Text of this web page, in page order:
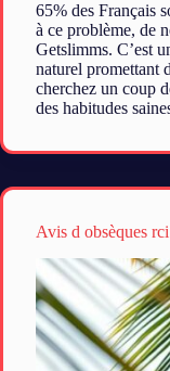
65% des Français
à ce problème, de
Getslimms. C’est
naturel promettant
cherchez un coup
des habitudes
Avis d obsèques